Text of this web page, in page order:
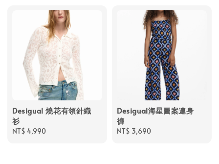
Desigual 燒花有領針織
衫
Regular
NT$ 4,990
Desigual海星圖案連身
褲
Regular
NT$ 3,690